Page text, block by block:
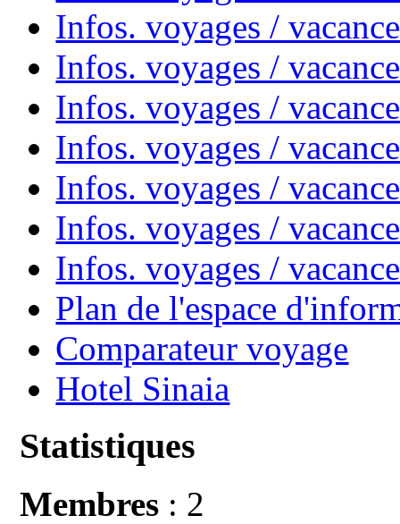
Infos. voyages /
Infos. voyages /
Infos. voyages /
Infos. voyages /
Infos. voyages /
Infos. voyages /
Infos. voyages /
Plan de l'espace
Comparateur voyage
Hotel Sinaia
Statistiques
Membres : 2